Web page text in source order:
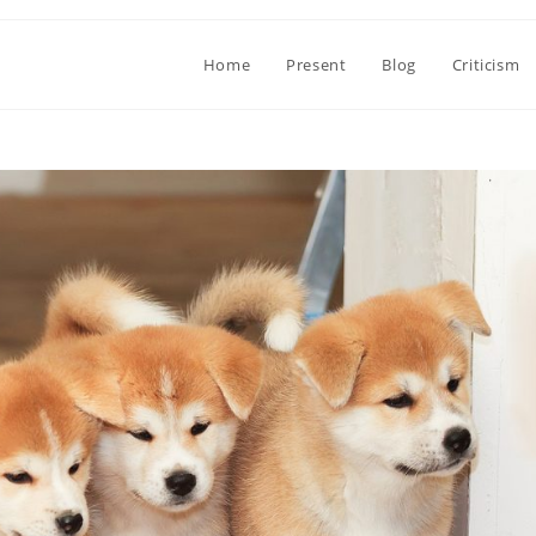
Home Present Blog Criticism